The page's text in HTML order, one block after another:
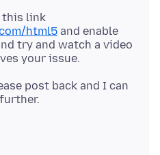
this link
html5 and enable
try and watch a video
post back and I can